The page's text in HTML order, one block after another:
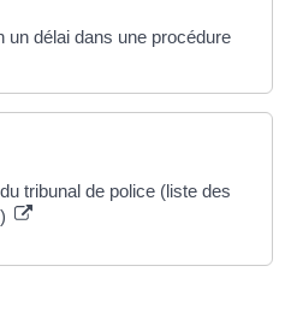
un délai dans une procédure
tribunal de police (liste des